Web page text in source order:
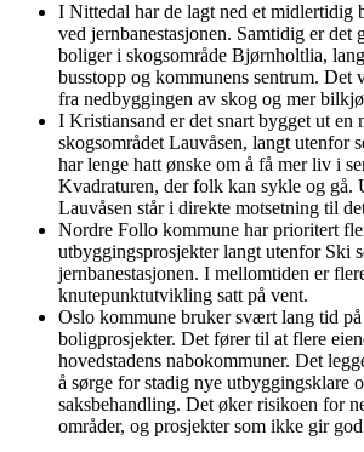
I Nittedal har de lagt ned et midlertidig
ved jernbanestasjonen. Samtidig er det
boliger i skogsområde Bjørnholtlia,
busstopp og kommunens sentrum.
fra nedbyggingen av skog og mer
I Kristiansand er det snart bygget ut en
skogsområdet Lauvåsen, langt utenfor
har lenge hatt ønske om å få mer liv i
Kvadraturen, der folk kan sykle og gå.
Lauvåsen står i direkte motsetning til
Nordre Follo kommune har prioritert
utbyggingsprosjekter langt utenfor Ski
jernbanestasjonen. I mellomtiden er
knutepunktutvikling satt på vent.
Oslo kommune bruker svært lang tid
boligprosjekter. Det fører til at flere
hovedstadens nabokommuner. Det
å sørge for stadig nye utbyggingsklare
saksbehandling. Det øker risikoen for
områder, og prosjekter som ikke gir